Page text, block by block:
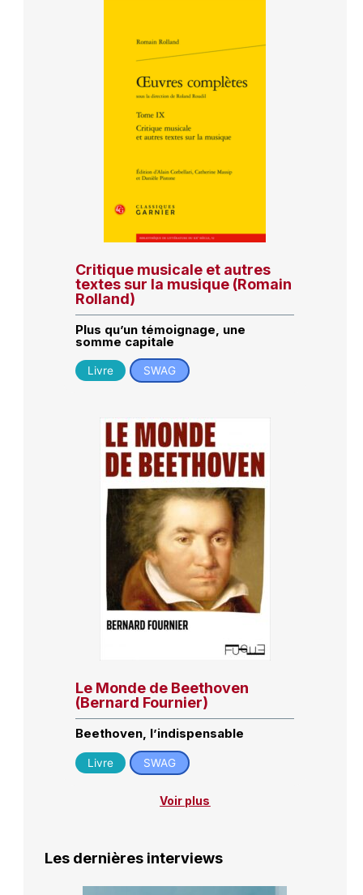
Critique musicale et autres
textes sur la musique (Romain
Rolland)
Plus qu’un témoignage, une
somme capitale
Livre SWAG
Le Monde de Beethoven
(Bernard Fournier)
Beethoven, l’indispensable
Livre SWAG
Voir plus
Les dernières interviews